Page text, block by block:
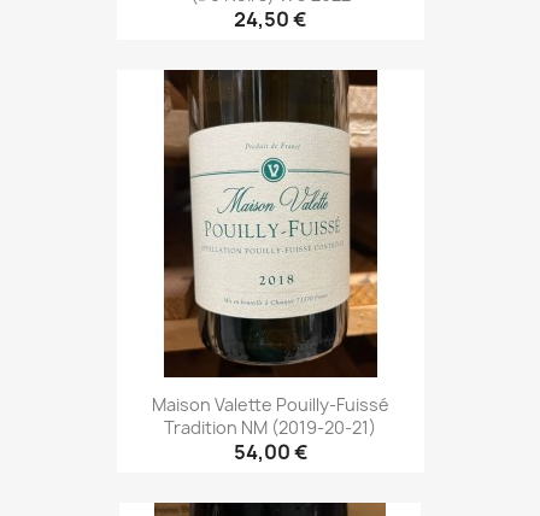
24,50 €
Maison Valette Pouilly-Fuissé
Tradition NM (2019-20-21)
54,00 €